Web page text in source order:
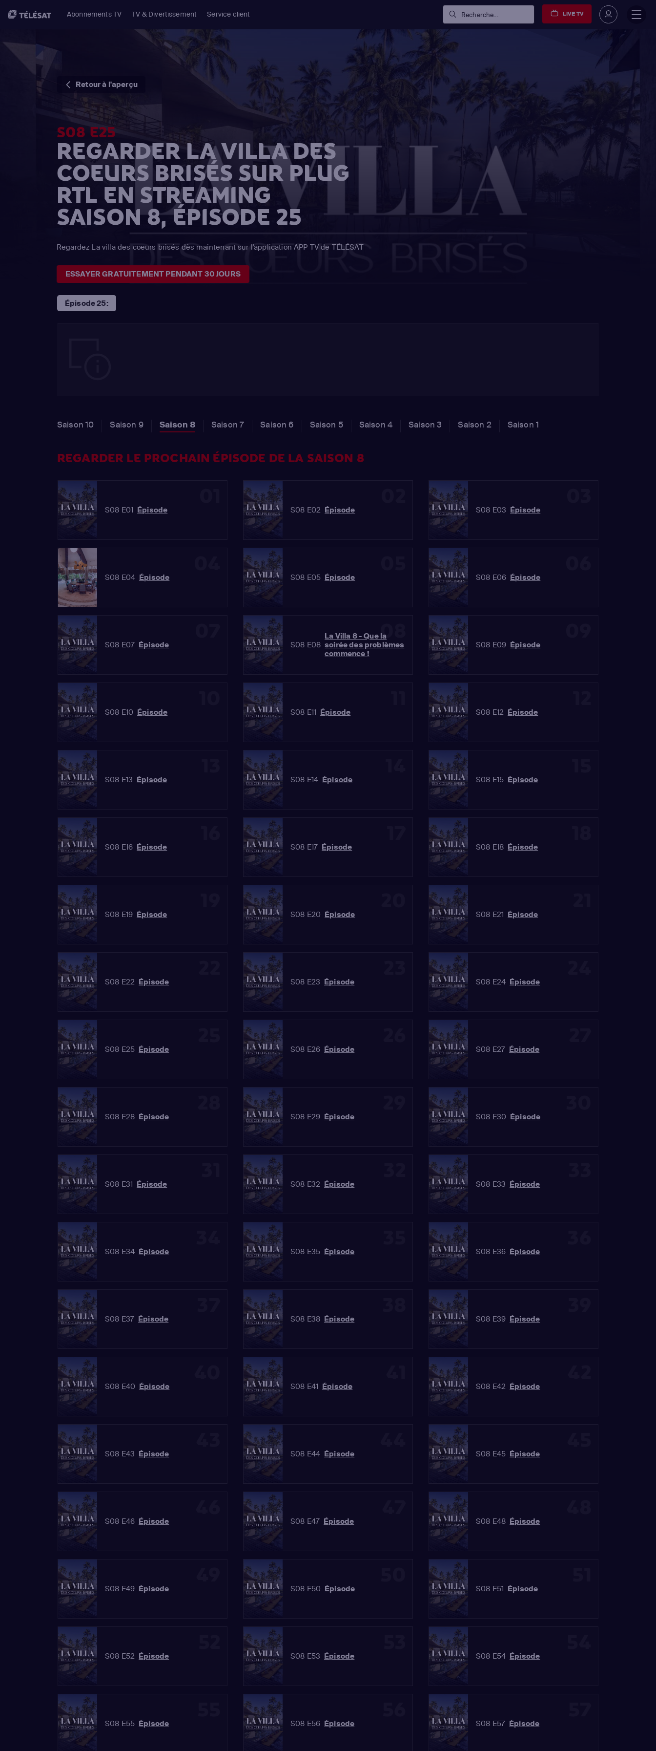
Abonnements TV TV & Divertissement Service client Recherche... LIVE TV
Retour à l'aperçu
S08 E25
REGARDER LA VILLA DES
COEURS BRISÉS SUR PLUG
RTL EN STREAMING
SAISON 8, ÉPISODE 25
Regardez La villa des coeurs brisés dès maintenant sur l'application APP TV de TÉLÉSAT
ESSAYER GRATUITEMENT PENDANT 30 JOURS
Épisode 25:
Saison 10 Saison 9 Saison 8 Saison 7 Saison 6 Saison 5 Saison 4 Saison 3 Saison 2 Saison 1
REGARDER LE PROCHAIN ÉPISODE DE LA SAISON 8
S08 E01 Épisode S08 E02 Épisode S08 E03 Épisode
S08 E04 Épisode S08 E05 Épisode S08 E06 Épisode
S08 E07 Épisode
08
S08 E08
La Villa 8 - Que la
soirée des problèmes
commence !
S08 E09 Épisode
S08 E10 Épisode S08 E11 Épisode S08 E12 Épisode
S08 E13 Épisode S08 E14 Épisode S08 E15 Épisode
S08 E16 Épisode S08 E17 Épisode S08 E18 Épisode
S08 E19 Épisode S08 E20 Épisode S08 E21 Épisode
S08 E22 Épisode S08 E23 Épisode S08 E24 Épisode
S08 E25 Épisode S08 E26 Épisode S08 E27 Épisode
S08 E28 Épisode S08 E29 Épisode S08 E30 Épisode
S08 E31 Épisode S08 E32 Épisode S08 E33 Épisode
S08 E34 Épisode S08 E35 Épisode S08 E36 Épisode
S08 E37 Épisode S08 E38 Épisode S08 E39 Épisode
S08 E40 Épisode S08 E41 Épisode S08 E42 Épisode
S08 E43 Épisode S08 E44 Épisode S08 E45 Épisode
S08 E46 Épisode S08 E47 Épisode S08 E48 Épisode
S08 E49 Épisode S08 E50 Épisode S08 E51 Épisode
S08 E52 Épisode S08 E53 Épisode S08 E54 Épisode
S08 E55 Épisode S08 E56 Épisode S08 E57 Épisode